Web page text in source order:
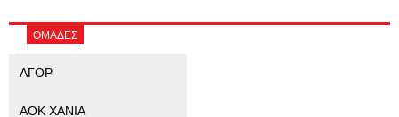
ΟΜΑΔΕΣ
ΑΓΟΡ
ΑΟΚ ΧΑΝΙΑ